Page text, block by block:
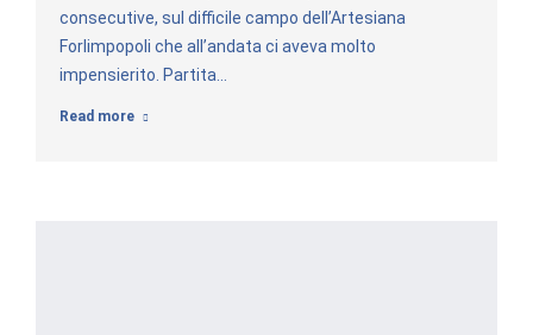
consecutive, sul difficile campo dell’Artesiana
Forlimpopoli che all’andata ci aveva molto
impensierito. Partita…
Read more